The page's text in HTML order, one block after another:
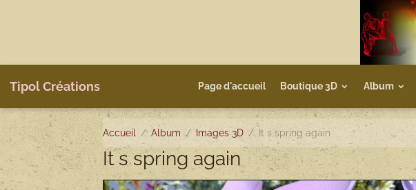
Tipol Créations Page d'accueil Boutique 3D Album
Accueil Album Images 3D It s spring again
It s spring again